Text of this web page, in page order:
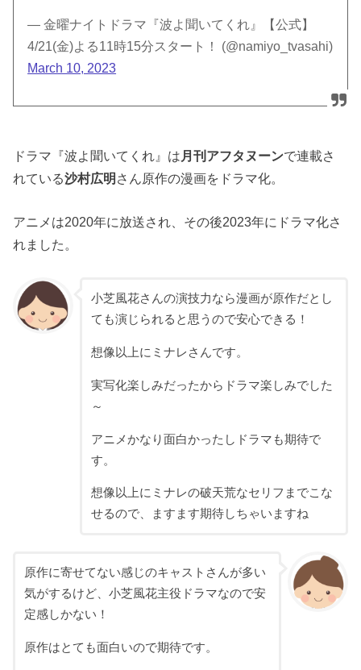
— 金曜ナイトドラマ『波よ聞いてくれ』【公式】
4/21(金)よる11時15分スタート！ (@namiyo_tvasahi)
March 10, 2023
ドラマ『波よ聞いてくれ』は 月刊アフタヌーンで連載さ
れている沙村広明 さん原作の漫画をドラマ化。
アニメは2020年に放送され、その後2023年にドラマ化さ
れました。
小芝風花さんの演技力なら漫画が原作だとし
ても演じられると思うので安心できる！
想像以上にミナレさんです。
実写化楽しみだったからドラマ楽しみでした
～
アニメかなり面白かったしドラマも期待で
す。
想像以上にミナレの破天荒なセリフまでこな
せるので、ますます期待しちゃいますね
原作に寄せてない感じのキャストさんが多い
気がするけど、小芝風花主役ドラマなので安
定感しかない！
原作はとても面白いので期待です。